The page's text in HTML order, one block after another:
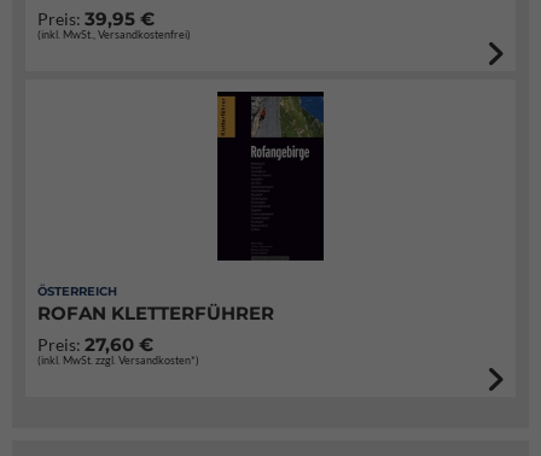
Preis: 39,95 €
(inkl. MwSt., Versandkostenfrei)
ÖSTERREICH
ROFAN KLETTERFÜHRER
Preis: 27,60 €
(inkl. MwSt. zzgl. Versandkosten*)